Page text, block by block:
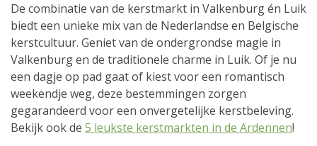
De combinatie van de kerstmarkt in Valkenburg én Luik
biedt een unieke mix van de Nederlandse en Belgische
kerstcultuur. Geniet van de ondergrondse magie in
Valkenburg en de traditionele charme in Luik. Of je nu
een dagje op pad gaat of kiest voor een romantisch
weekendje weg, deze bestemmingen zorgen
gegarandeerd voor een onvergetelijke kerstbeleving.
Bekijk ook de 5 leukste kerstmarkten in de Ardennen!